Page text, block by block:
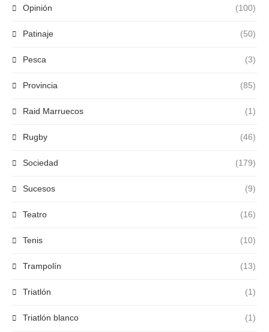
Opinión (100)
Patinaje (50)
Pesca (3)
Provincia (85)
Raid Marruecos (1)
Rugby (46)
Sociedad (179)
Sucesos (9)
Teatro (16)
Tenis (10)
Trampolín (13)
Triatlón (1)
Triatlón blanco (1)